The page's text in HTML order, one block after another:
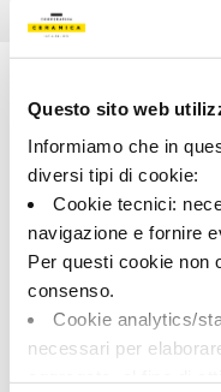
Questo sito web
Informiamo che in
diversi tipi di cookie:
Cookie tecnici:
navigazione e fornire
Per questi cookie non
consenso.
Cookie analytics/
necessari per
Share:
Via Vittorio